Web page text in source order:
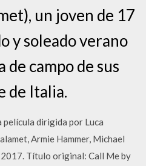
un joven de 17
y soleado verano
de campo de sus
de Italia.
película dirigida por Luca
Armie Hammer, Michael
2017. Título original: Call Me by